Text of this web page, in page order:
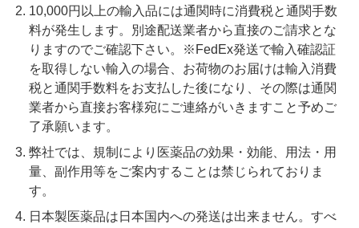
10,000円以上の輸入品には通関時に消費税と通関手数
料が発生します。別途配送業者から直接のご請求とな
りますのでご確認下さい。※FedEx発送で輸入確認証
を取得しない輸入の場合、お荷物のお届けは輸入消費
税と通関手数料をお支払した後になり、その際は通関
業者から直接お客様宛にご連絡がいきますこと予めご
了承願います。
弊社では、規制により医薬品の効果・効能、用法・用
量、副作用等をご案内することは禁じられておりま
す。
日本製医薬品は日本国内への発送は出来ません。すべ